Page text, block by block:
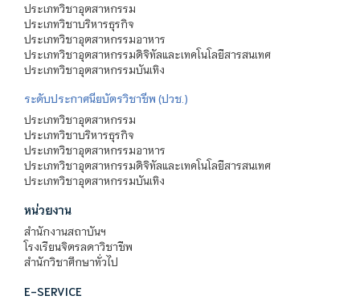
ประเภทวิชาอุตสาหกรรม
ประเภทวิชาบริหารธุรกิจ
ประเภทวิชาอุตสาหกรรมอาหาร
ประเภทวิชาอุตสาหกรรมดิจิทัลและเทคโนโลยีสารสนเทศ
ประเภทวิชาอุตสาหกรรมบันเทิง
ระดับประกาศนียบัตรวิชาชีพ (ปวช.)
ประเภทวิชาอุตสาหกรรม
ประเภทวิชาบริหารธุรกิจ
ประเภทวิชาอุตสาหกรรมอาหาร
ประเภทวิชาอุตสาหกรรมดิจิทัลและเทคโนโลยีสารสนเทศ
ประเภทวิชาอุตสาหกรรมบันเทิง
หน่วยงาน
สำนักงานสถาบันฯ
โรงเรียนจิตรลดาวิชาชีพ
สำนักวิชาศึกษาทั่วไป
E-SERVICE